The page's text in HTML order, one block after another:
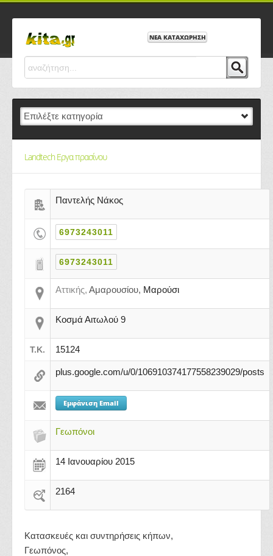
ΝΕΑ ΚΑΤΑΧΩΡΗΣΗ
Landtech Εργα πρασίνου
Παντελής Νάκος
6973243011
6973243011
Αττικής, Αμαρουσίου, Μαρούσι
Κοσμά Αιτωλού 9
Τ.Κ. 15124
plus.google.com/u/0/106910374177558239029/posts
Εμφάνιση Email
Γεωπόνοι
14 Ιανουαρίου 2015
2164
Κατασκευές και συντηρήσεις κήπων,
Γεωπόνος,